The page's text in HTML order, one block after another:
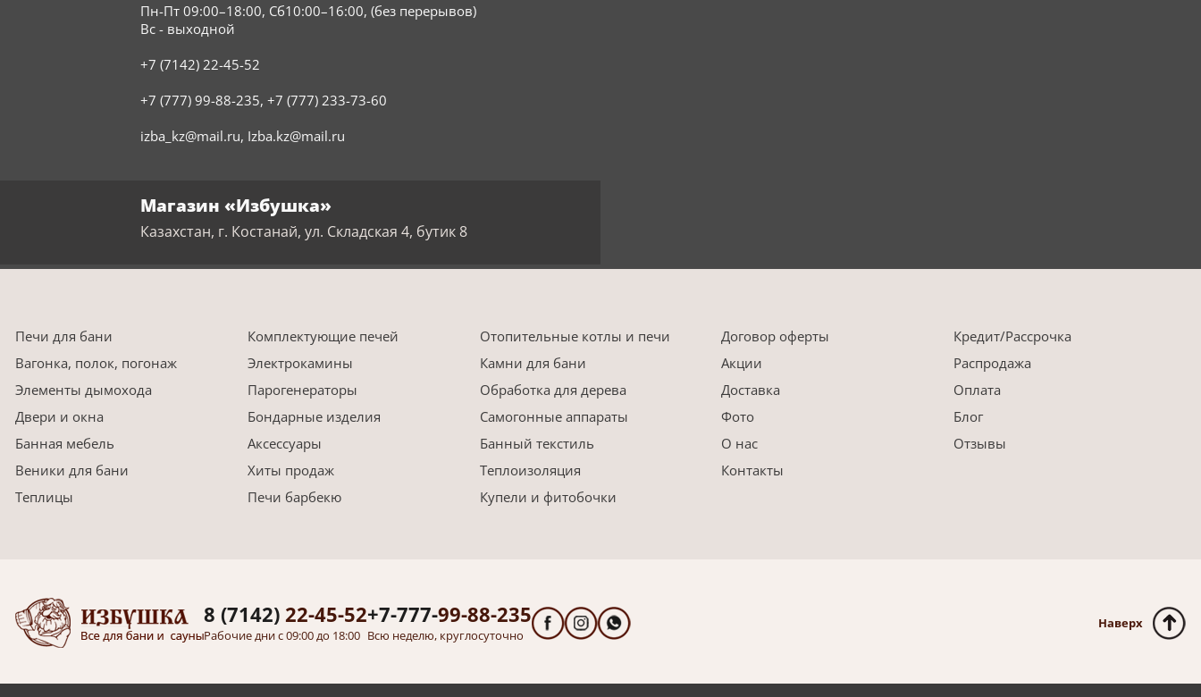
Пн-Пт 09:00–18:00, Сб10:00–16:00, (без перерывов)
Вс - выходной
+7 (7142) 22-45-52
+7 (777) 99-88-235, +7 (777) 233-73-60
izba_kz@mail.ru, Izba.kz@mail.ru
Магазин «Избушка»
Казахстан, г. Костанай, ул. Складская 4, бутик 8
Печи для бани Комплектующие печей
Отопительные котлы и печи
Вагонка, полок, погонаж
Электрокамины
Камни для бани
Элементы дымохода
Парогенераторы
Обработка для дерева
Двери и окна
Бондарные изделия
Самогонные аппараты
Банная мебель
Аксессуары
Банный текстиль
Веники для бани
Хиты продаж
Теплоизоляция
Теплицы
Печи барбекю Купели и фитобочки
Договор оферты
Кредит/Рассрочка
Акции
Распродажа
Доставка
Оплата
Фото
Блог
О нас
Отзывы
Контакты
8 (7142) 22-45-52
Рабочие дни с 09:00 до 18:00
+7-777-99-88-235
Всю неделю, круглосуточно
Наверх